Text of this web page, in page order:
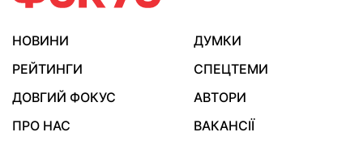
НОВИНИ
ДУМКИ
РЕЙТИНГИ
СПЕЦТЕМИ
ДОВГИЙ ФОКУС
АВТОРИ
ПРО НАС
ВАКАНСІЇ